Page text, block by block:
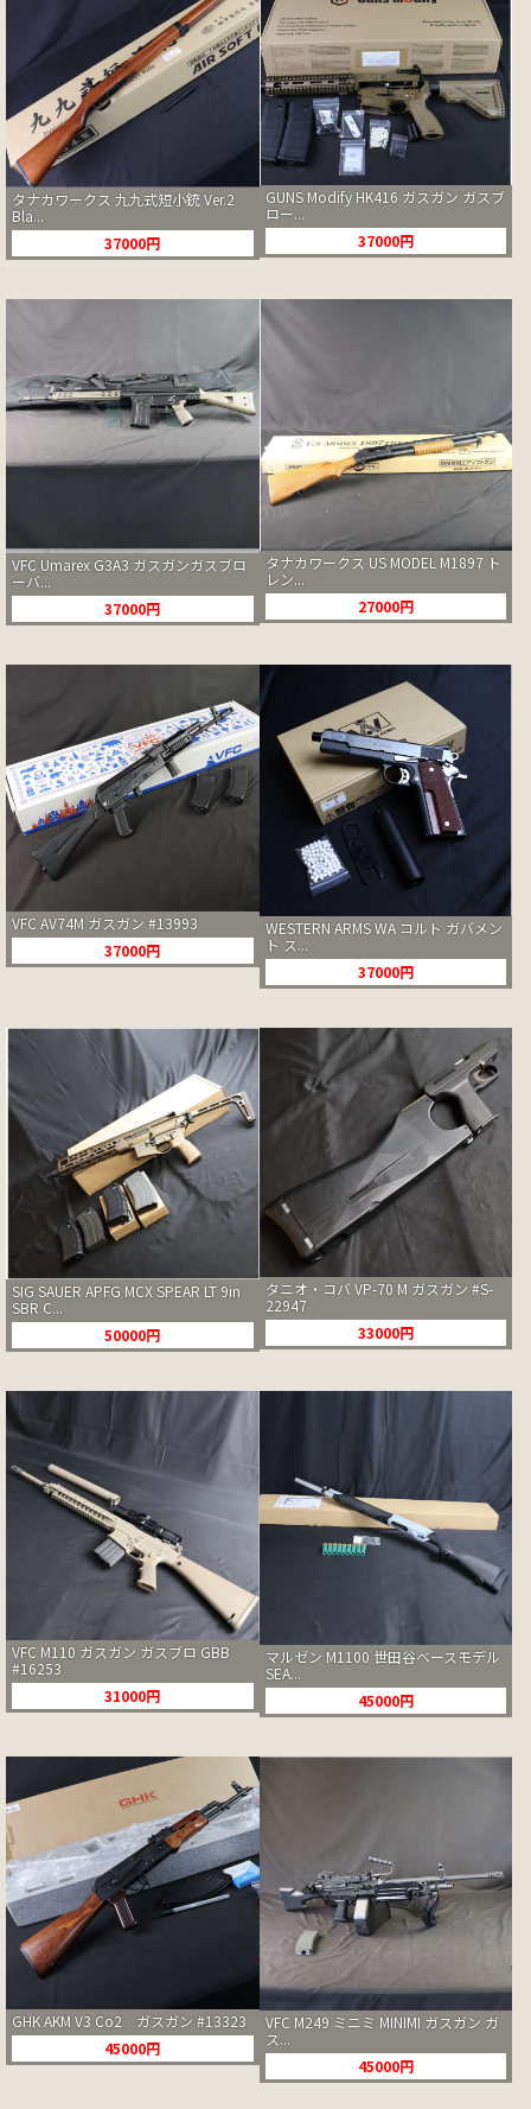
タナカワークス 九九式短小銃 Ver.2
Bla...
37000円
GUNS Modify HK416 ガスガン ガスブ
ロー...
37000円
VFC Umarex G3A3 ガスガンガスブロ
ーバ...
37000円
タナカワークス US MODEL M1897 ト
レン...
27000円
VFC AV74M ガスガン #13993
37000円
WESTERN ARMS WA コルト ガバメン
ト ス...
37000円
SIG SAUER APFG MCX SPEAR LT 9in
SBR C...
50000円
タニオ・コバ VP-70 M ガスガン #S-
22947
33000円
VFC M110 ガスガン ガスブロ GBB
#16253
31000円
マルゼン M1100 世田谷ベースモデル
SEA...
45000円
GHK AKM V3 Co2 ガスガン #13323
45000円
VFC M249 ミニミ MINIMI ガスガン ガ
ス...
45000円